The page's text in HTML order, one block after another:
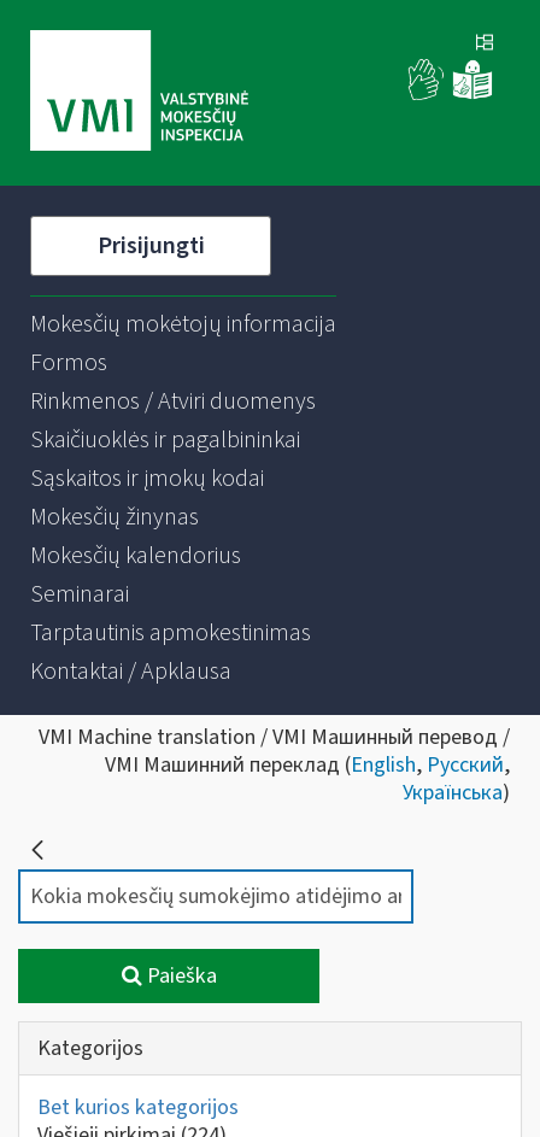
Prisijungti
Mokesčių mokėtojų informacija
Formos
Rinkmenos / Atviri duomenys
Skaičiuoklės ir pagalbininkai
Sąskaitos ir įmokų kodai
Mokesčių žinynas
Mokesčių kalendorius
Seminarai
Tarptautinis apmokestinimas
Kontaktai / Apklausa
VMI Machine translation / VMI Машинный перевод /
VMI Машинний переклад (English, Русский,
Українська)
Paieška
Kategorijos
Bet kurios kategorijos